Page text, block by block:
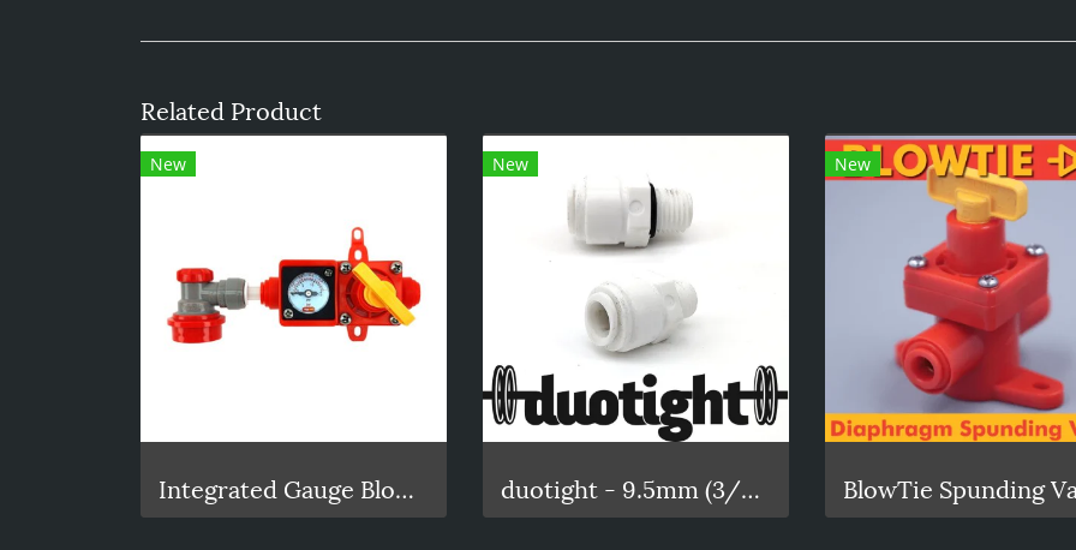
Related Product
New
Integrated Gauge BlowTie Spunding Valve Kit (0-15psi)
New
duotight - 9.5mm (3/8) x 1/4 Male
New